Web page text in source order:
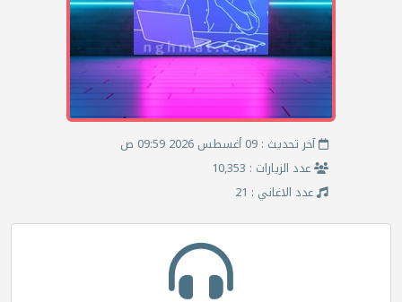
آخر تحديث : 09 أغسطس 2026 09:59 ص
عدد الزيارات : 10,353
عدد الاغاني : 21